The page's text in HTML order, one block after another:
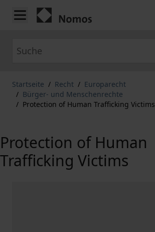
Zum Inhalt springen
Startseite / Recht / Europarecht
/ Bürger- und Menschenrechte
/ Protection of Human Trafficking Victims
Protection of Human
Trafficking Victims